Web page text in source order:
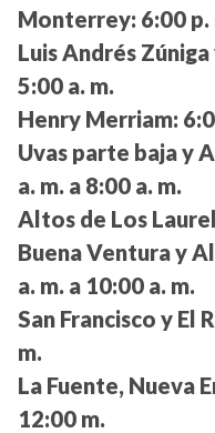
Monterrey: 6:00 p.
Luis Andrés Zúniga
5:00 a. m.
Henry Merriam:
Uvas parte baja y
a. m. a 8:00 a. m.
Altos de Los
Buena Ventura y
a. m. a 10:00 a. m.
San Francisco y El
m.
La Fuente, Nueva
12:00 m.